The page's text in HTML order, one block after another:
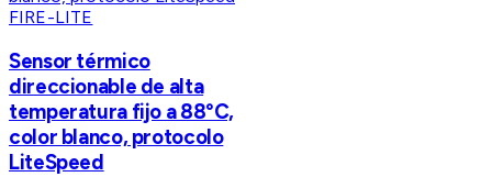
FIRE-LITE
Sensor térmico
direccionable de alta
temperatura fijo a 88°C,
color blanco, protocolo
LiteSpeed